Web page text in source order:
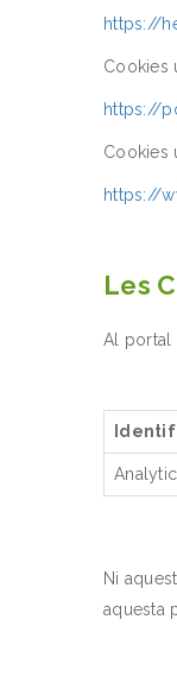
https://
Cookies
https://
Cookies
https://
Les
Al portal
Ni
aquesta